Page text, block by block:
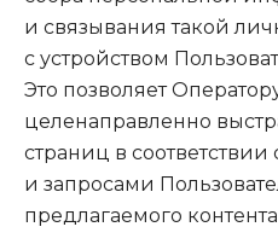
и связывания такой
с устройством
Это позволяет
целенаправленно
страниц в соответствии
и запросами
предлагаемого контента